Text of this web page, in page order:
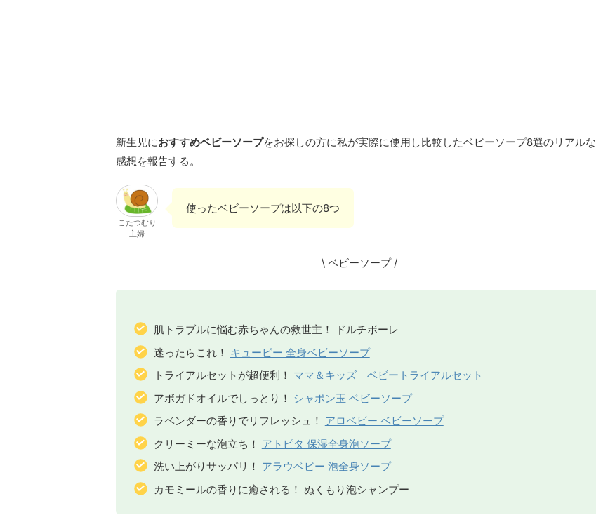
新生児におすすめベビーソープをお探しの方に私が実際に使用し比較したベビーソープ8選のリアルな
感想を報告する。
こたつむり
主婦
使ったベビーソープは以下の8つ
\ ベビーソープ /
肌トラブルに悩む赤ちゃんの救世主！
ドルチボーレ
迷ったらこれ！ キューピー 全身ベビーソープ
トライアルセットが超便利！ ママ＆キッズ ベビートライアルセット
アボガドオイルでしっとり！ シャボン玉 ベビーソープ
ラベンダーの香りでリフレッシュ！ アロベビー ベビーソープ
クリーミーな泡立ち！ アトピタ 保湿全身泡ソープ
洗い上がりサッパリ！ アラウベビー 泡全身ソープ
カモミールの香りに癒される！ ぬくもり泡シャンプー